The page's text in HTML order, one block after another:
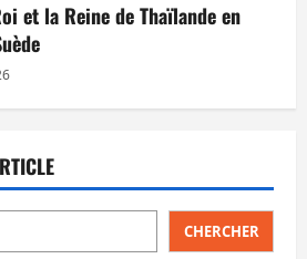
et la Reine de Thaïlande en
CHERCHER